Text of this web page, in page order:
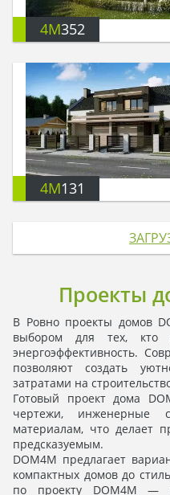
4M352
4M131
Проекты
В Ровно проекты домов
выбором для тех, кто
энергоэффективность.
позволяют создать
затратами на
Готовый проект дома
чертежи, инженерные
материалам, что делает
предсказуемым.
DOM4M предлагает
компактных домов до
по проекту DOM4M —